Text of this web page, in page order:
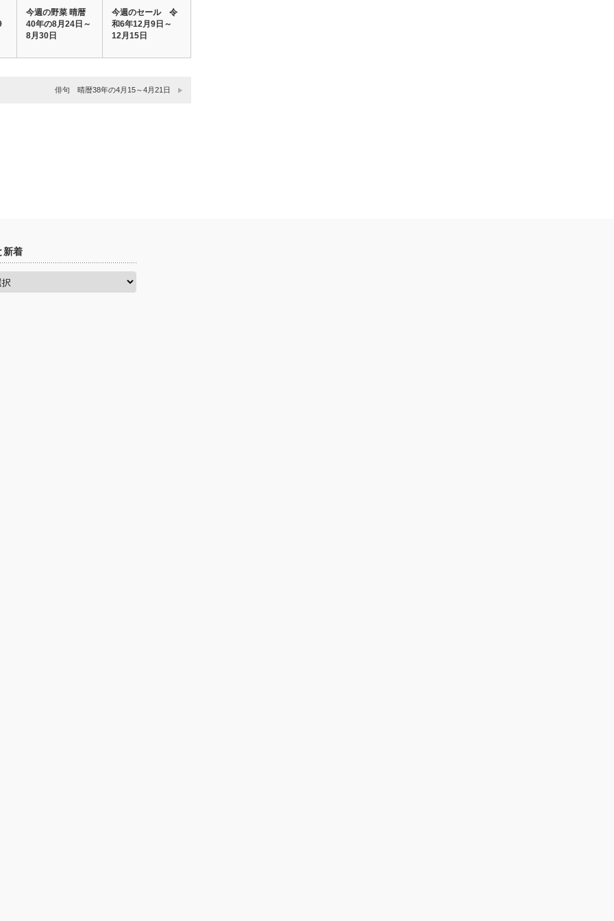
今週の野菜 晴暦
40年の8月24日～
8月30日
今週のセール 令
和6年12月9日～
12月15日
俳句 晴暦38年の4月15～4月21日
新着